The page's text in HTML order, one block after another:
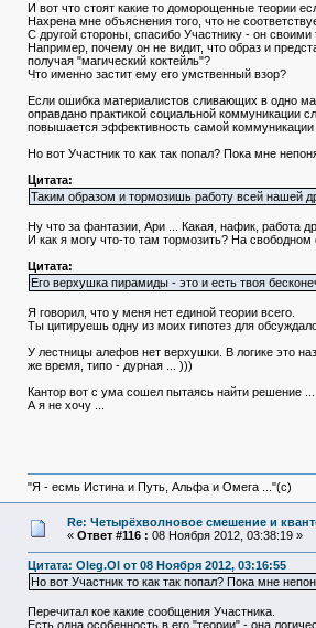
И вот что стоят какие то доморощенные теории
Нахрена мне объяснения того, что не
С другой стороны, спасибо Участнику - он
Например, почему он не видит, что образ и
получая "магический коктейль"?
Что именно застит ему его умственный взор?
Если ошибка материалистов сливающих в одно
оправдано практикой социальной коммуникации
повышается эффективность самой коммуникации
Но вот Участник то как так попал? Пока мне
Цитата:
Таким образом и тормозишь работу всей нашей
Ну что за фантазии, Ари ... Какая, нафик, работа
И как я могу что-то там тормозить? На
Цитата:
Его верхушка пирамиды - это и есть твоя
Я говорил, что у меня нет единой теории всего.
Ты цитируешь одну из моих гипотез для
У лестницы алефов нет верхушки. В логике это
же время, типо - дурная ... )))
Кантор вот с ума сошел пытаясь найти решение ...
А я не хочу ...
"Я - есмь Истина и Путь, Альфа и Омега ..."(с)
Re: Четырёхволновое смешение и
« Ответ #116 : 08 Ноября 2012, 03:38:19 »
Цитата: Oleg.Ol от 08 Ноября 2012, 03:16:55
Но вот Участник то как так попал? Пока мне
Перечитал кое какие сообщения Участника.
Есть одна особенность в его "теории" - она